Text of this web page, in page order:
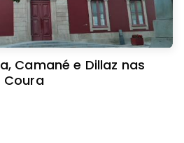
Camané e Dillaz nas
Coura